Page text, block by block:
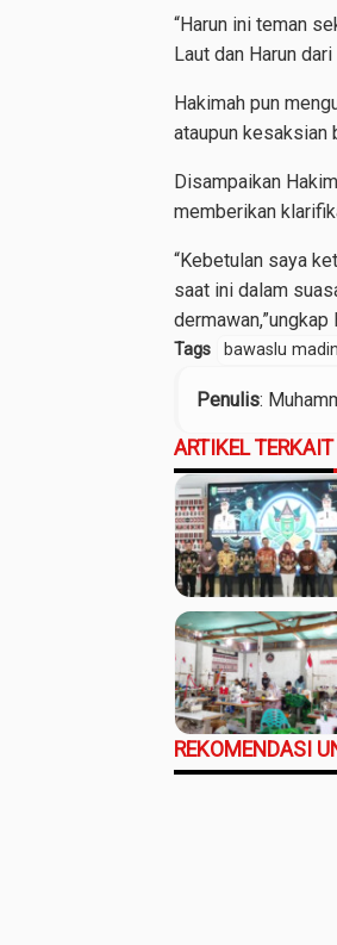
“Harun ini teman
Laut dan Harun
Hakimah pun
ataupun kesaksian
Disampaikan
memberikan
“Kebetulan saya
saat ini dalam
dermawan,”ungkap
Tags bawaslu
Penulis:
ARTIKEL TERKAIT
REKOMENDASI